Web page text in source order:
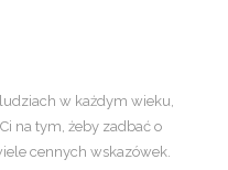
w każdym wieku,
na tym, żeby zadbać o
cennych wskazówek.